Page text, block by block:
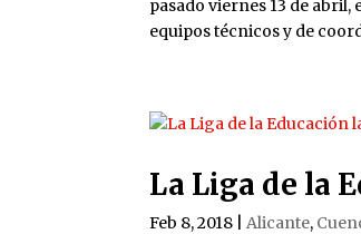
pasado viernes 13 de
equipos técnicos y de
La Liga de la
Feb 8, 2018 |Alicante,